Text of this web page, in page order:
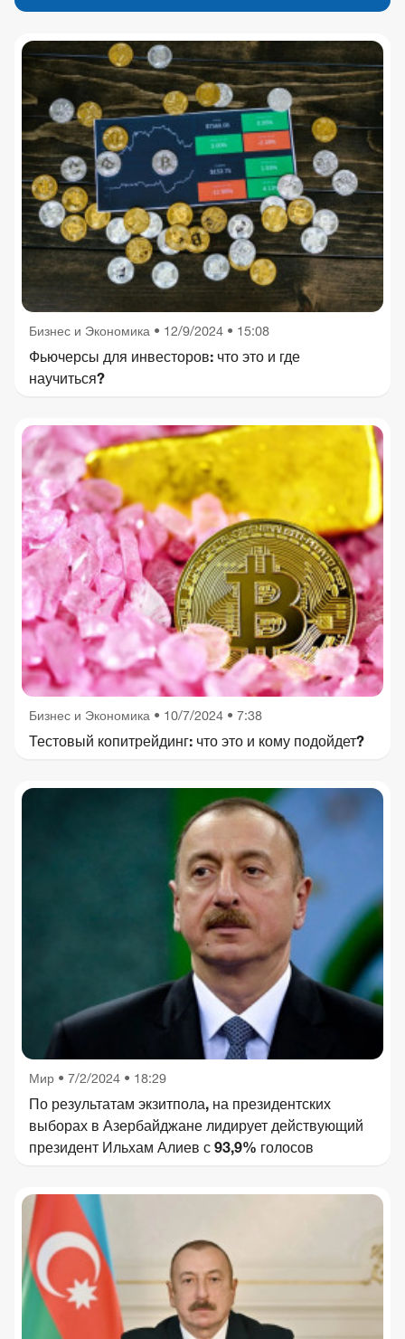
Бизнес и Экономика • 12/9/2024 • 15:08
Фьючерсы для инвесторов: что это и где
научиться?
Бизнес и Экономика • 10/7/2024 • 7:38
Тестовый копитрейдинг: что это и кому подойдет?
Мир • 7/2/2024 • 18:29
По результатам экзитпола, на президентских
выборах в Азербайджане лидирует действующий
президент Ильхам Алиев с 93,9% голосов